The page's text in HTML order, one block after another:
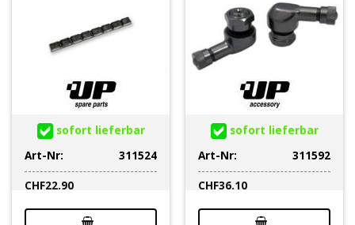
sofort lieferbar
Art-Nr:
311524
CHF22.90
sofort lieferbar
Art-Nr:
311592
CHF36.10